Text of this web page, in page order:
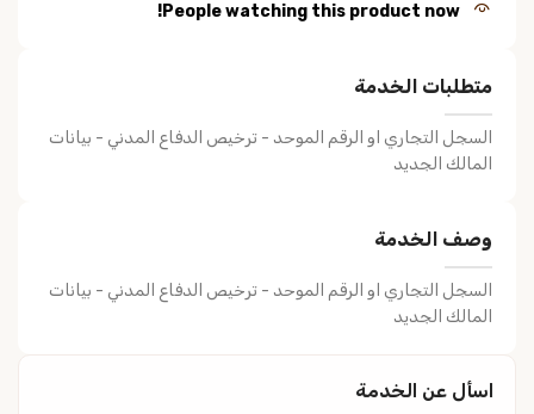
People watching this product now!
متطلبات الخدمة
السجل التجاري او الرقم الموحد - ترخيص الدفاع المدني - بيانات
المالك الجديد
وصف الخدمة
السجل التجاري او الرقم الموحد - ترخيص الدفاع المدني - بيانات
المالك الجديد
اسأل عن الخدمة